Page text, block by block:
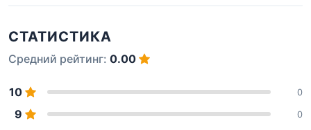
СТАТИСТИКА
Средний рейтинг: 0.00
10 0
9 0